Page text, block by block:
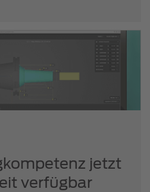
jetzt
verfügbar